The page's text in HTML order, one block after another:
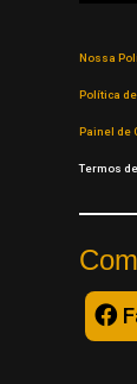
Nossa
Política
Painel de
Termos